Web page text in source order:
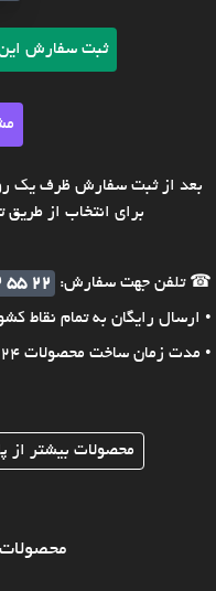
ثبت سفارش این
بعد از ثبت سفارش ظرف یک
برای انتخاب از
☎ تلفن جهت سفارش:
55 22
• ارسال رایگان به تمام نقاط
• مدت زمان ساخت محصولات 24 الی 72 ساعت می‌باشد.
محصولات بیشتر از
محصولات